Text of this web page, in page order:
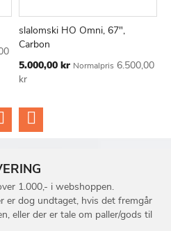
Læg i kurv
TILFØJ
ØNSKE
slalomski HO Omni, 67",
Carbon
Tilbudspris
5.000,00 kr Normalpris 6.500,00
kr
1.000,- i webshoppen.
er dog undtaget, hvis det fremgår
eller der er tale om paller/gods til